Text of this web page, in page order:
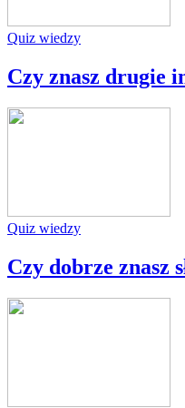
Quiz wiedzy
Czy znasz drugie
Quiz wiedzy
Czy dobrze znasz